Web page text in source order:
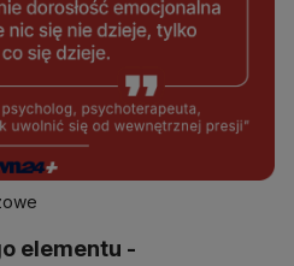
elementu -